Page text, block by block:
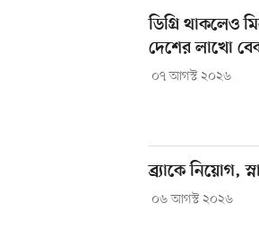
ডিগ্রি থাকলেও
দেশের লাখো
০৭ আগস্ট ২০২৬
ব্র্যাকে নিয়োগ,
০৬ আগস্ট ২০২৬